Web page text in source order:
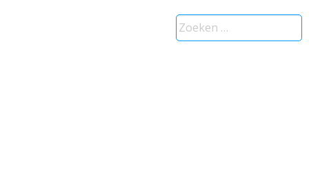
Zoeken
naar: